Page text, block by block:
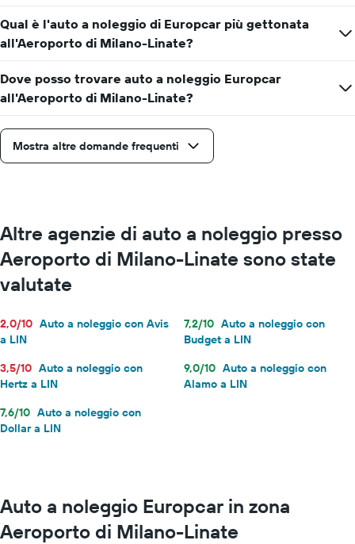
Qual è l'auto a noleggio di Europcar più gettonata
all'Aeroporto di Milano-Linate?
Dove posso trovare auto a noleggio Europcar
all'Aeroporto di Milano-Linate?
Mostra altre domande frequenti
Altre agenzie di auto a noleggio presso
Aeroporto di Milano-Linate sono state
valutate
2,0/10 Auto a noleggio con Avis
a LIN
7,2/10 Auto a noleggio con
Budget a LIN
3,5/10 Auto a noleggio con
Hertz a LIN
9,0/10 Auto a noleggio con
Alamo a LIN
7,6/10 Auto a noleggio con
Dollar a LIN
Auto a noleggio Europcar in zona
Aeroporto di Milano-Linate